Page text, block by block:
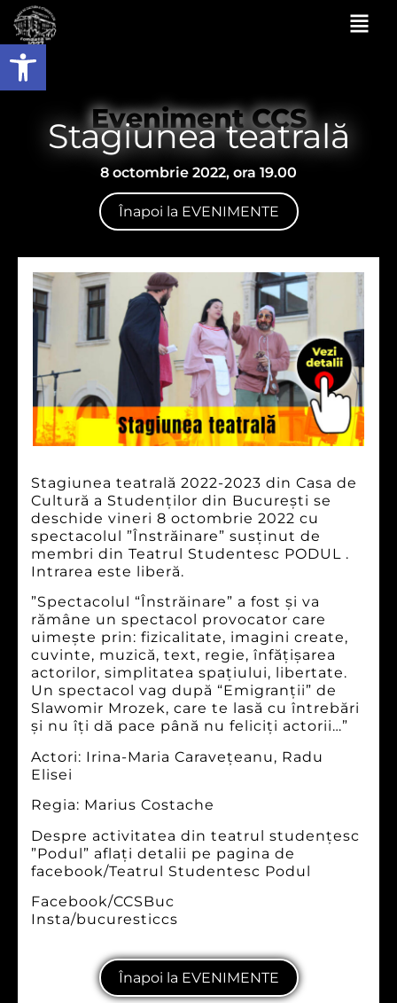
Deschide bara de unelte
Eveniment CCS
Stagiunea teatrală
8 octombrie 2022, ora 19.00
Înapoi la EVENIMENTE
Stagiunea teatrală 2022-2023 din Casa de
Cultură a Studenților din București se
deschide vineri 8 octombrie 2022 cu
spectacolul ”Înstrăinare” susținut de
membri din Teatrul Studentesc PODUL .
Intrarea este liberă.
”Spectacolul “Înstrăinare” a fost și va
rămâne un spectacol provocator care
uimește prin: fizicalitate, imagini create,
cuvinte, muzică, text, regie, înfățișarea
actorilor, simplitatea spațiului, libertate.
Un spectacol vag după “Emigranții” de
Slawomir Mrozek, care te lasă cu întrebări
și nu îți dă pace până nu feliciți actorii…”
Actori: Irina-Maria Caravețeanu, Radu
Elisei
Regia: Marius Costache
Despre activitatea din teatrul studențesc
”Podul” aflați detalii pe pagina de
facebook/Teatrul Studentesc Podul
Facebook/CCSBuc
Insta/bucuresticcs
Înapoi la EVENIMENTE